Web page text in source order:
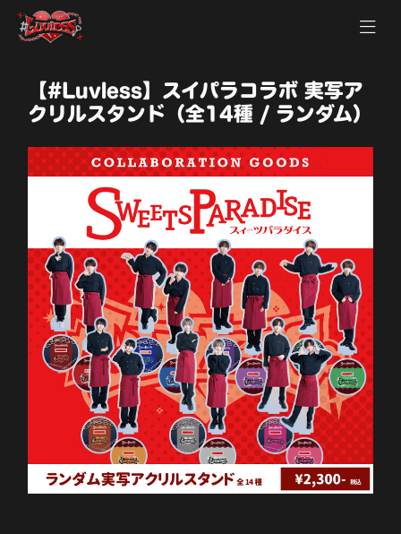
【#Luvless】スイパラコラボ 実写ア
クリルスタンド（全14種 / ランダム）